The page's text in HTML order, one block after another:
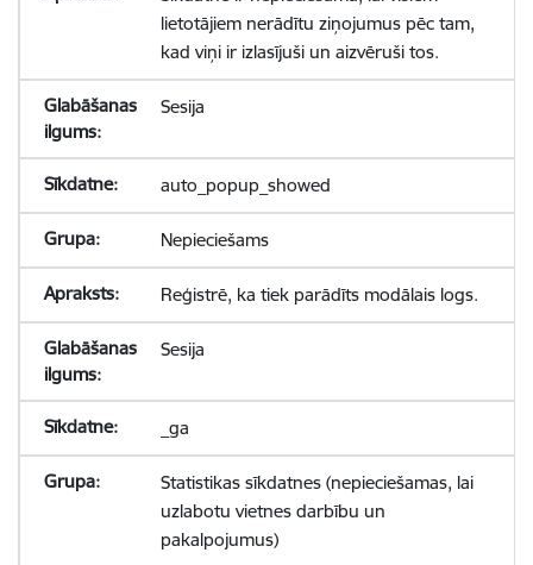
lietotājiem nerādītu ziņojumus pēc tam,
kad viņi ir izlasījuši un aizvēruši tos.
Sesija
auto_popup_showed
Nepieciešams
Reģistrē, ka tiek parādīts modālais logs.
Sesija
_ga
Statistikas sīkdatnes (nepieciešamas, lai
uzlabotu vietnes darbību un
pakalpojumus)